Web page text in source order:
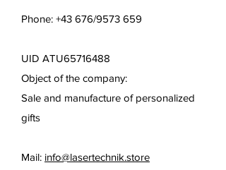
Phone: +43 676/9573 659
UID ATU65716488
Object of the company:
Sale and manufacture of personalized
gifts
Mail: info@lasertechnik.store